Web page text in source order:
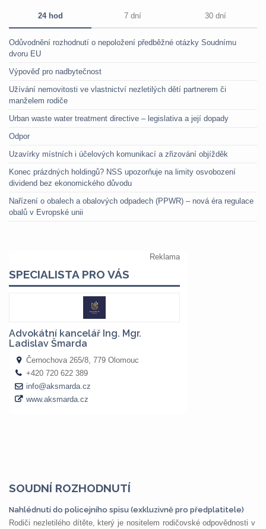
24 hod 7 dní 30 dní
Odůvodnění rozhodnutí o nepoložení předběžné otázky Soudnímu
dvoru EU
Výpověď pro nadbytečnost
Užívání nemovitosti ve vlastnictví nezletilých dětí partnerem či
manželem rodiče
Urban waste water treatment directive – legislativa a její dopady
Odpor
Uzavírky místních i účelových komunikací a zřizování objížděk
Konec prázdných holdingů? NSS upozorňuje na limity osvobození
dividend bez ekonomického důvodu
Nařízení o obalech a obalových odpadech (PPWR) – nová éra regulace
obalů v Evropské unii
SOUDNÍ ROZHODNUTÍ
Nahlédnutí do policejního spisu (exkluzivně pro předplatitele)
Rodiči nezletilého dítěte, který je nositelem rodičovské odpovědnosti v